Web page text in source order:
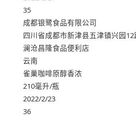
35
成都银鹭食品有限公司
四川省成都市新津县五津镇兴园12
澜沧昌隆食品便利店
云南
雀巢咖啡原醇香浓
210毫升/瓶
2022/2/23
36